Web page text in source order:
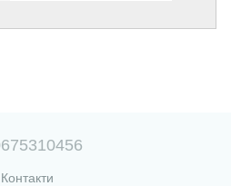
Контакти